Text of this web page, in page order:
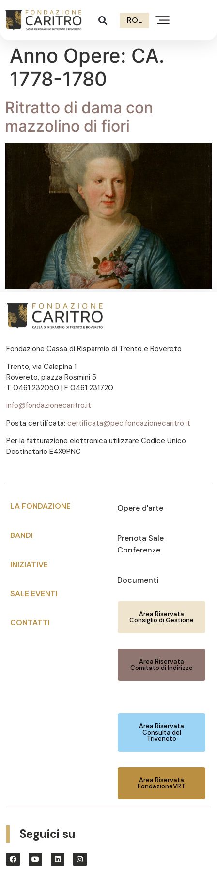
ROL
Anno Opere: CA.
1778-1780
Ritratto di dama con
mazzolino di fiori
Fondazione Cassa di Risparmio di Trento e Rovereto
Trento, via Calepina 1
Rovereto, piazza Rosmini 5
T 0461 232050 | F 0461 231720
info@fondazionecaritro.it
Posta certificata: certificata@pec.fondazionecaritro.it
Per la fatturazione elettronica utilizzare Codice Unico
Destinatario E4X9PNC
LA FONDAZIONE
BANDI
INIZIATIVE
SALE EVENTI
CONTATTI
Opere d'arte
Prenota Sale
Conferenze
Documenti
Area Riservata
Consiglio di Gestione
Area Riservata
Comitato di Indirizzo
Area Riservata
Consulta del
Triveneto
Area Riservata
FondazioneVRT
Seguici su